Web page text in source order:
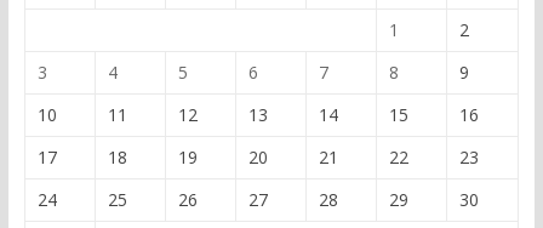
1
2
3
4 5 6 7 8
9
10
11 12 13 14 15
16
17
18 19 20 21 22
23
24
25 26 27 28 29
30